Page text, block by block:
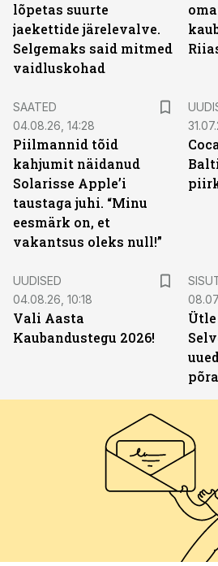
lõpetas suurte
jaekettide järelevalve.
Selgemaks said mitmed
vaidluskohad
SAATED
04.08.26, 14:28
Piilmannid tõid
kahjumit näidanud
Solarisse Apple’i
taustaga juhi. “Minu
eesmärk on, et
vakantsus oleks null!”
UUDISED
04.08.26, 10:18
Vali Aasta
Kaubandustegu 2026!